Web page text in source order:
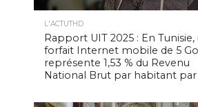
L'ACTUTHD
Rapport UIT 2025 : En Tunisie,
forfait Internet mobile de 5 Go
représente 1,53 % du Revenu
National Brut par habitant